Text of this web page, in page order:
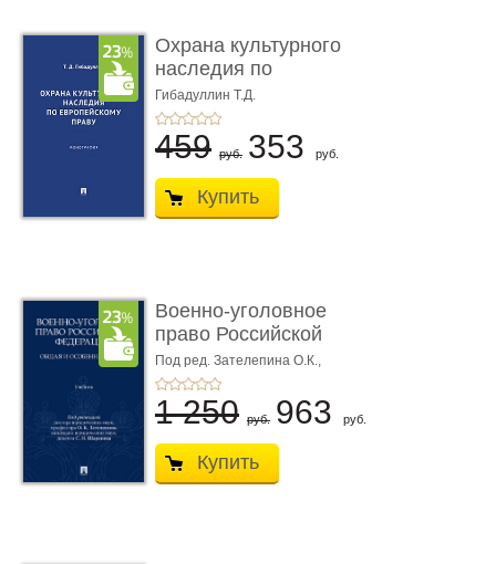
Охрана культурного
наследия по
европейскому п ...
Гибадуллин Т.Д.
459 руб. 353 руб.
Купить
Военно-уголовное
право Российской
Федерации. � ...
Под ред. Зателепина О.К.,
Шарапова С.Н.
1 250 руб. 963 руб.
Купить